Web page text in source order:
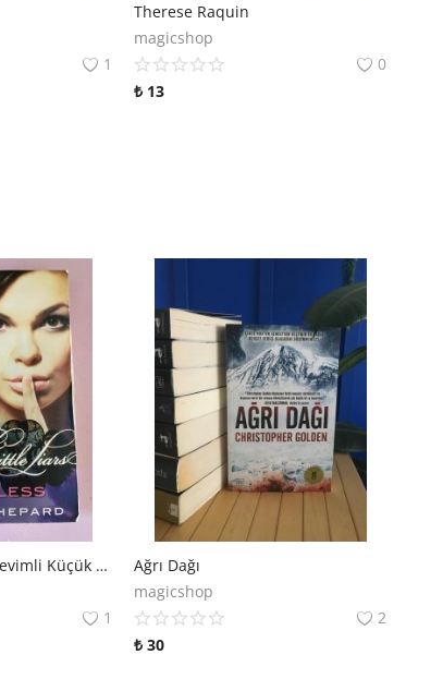
1
Therese Raquin
magicshop
0
₺ 13
Pretty Little Liars (Sevimli Küçük Yalancılar) Flawless (Kusursuz)
1
Ağrı Dağı
magicshop
2
₺ 30